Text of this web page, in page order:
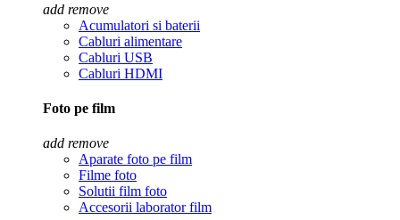
add remove
Acumulatori si baterii
Cabluri alimentare
Cabluri USB
Cabluri HDMI
Foto pe film
add remove
Aparate foto pe film
Filme foto
Solutii film foto
Accesorii laborator film